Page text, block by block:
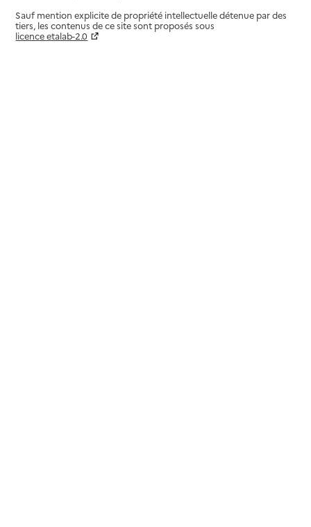
Sauf mention explicite de propriété intellectuelle détenue par des
tiers, les contenus de ce site sont proposés sous
licence etalab-2.0